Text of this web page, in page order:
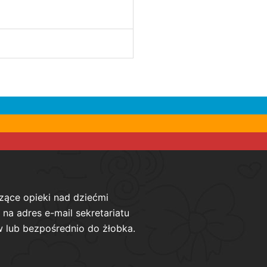
opieki nad dziećmi
adres e-mail sekretariatu
lub bezpośrednio do żłobka.